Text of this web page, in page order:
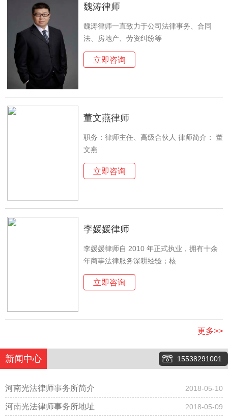
魏涛律师
魏涛律师一直致力于公司法律事务、合同
法、房地产、劳资纠纷等
立即咨询
董文燕律师
职务：律师主任、高级合伙人 律师简介： 董
文燕
立即咨询
李媛媛律师
李媛媛律师自 2010 年正式执业，拥有十余
年商事法律服务深耕经验；核
立即咨询
更多>>
新闻中心 15538291001
河南光法律师事务所简介 2018-05-10
河南光法律师事务所地址 2018-05-09